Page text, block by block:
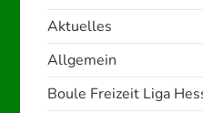
Aktuelles
Allgemein
Boule Freizeit Liga